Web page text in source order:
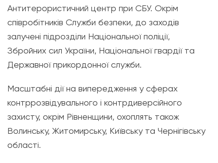
Антитерористичний центр при СБУ. Окрім
співробітників Служби безпеки, до заходів
залучені підрозділи Національної поліції,
Збройних сил України, Національної гвардії та
Державної прикордонної служби.
Масштабні дії на випередження у сферах
контррозвідувального і контрдиверсійного
захисту, окрім Рівненщини, охоплять також
Волинську, Житомирську, Київську та Чернігівську
області.